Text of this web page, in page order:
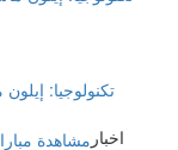
تكنولوجيا:
اخبار